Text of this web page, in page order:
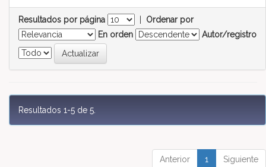
Resultados por página
Ordenar por
En orden
Autor/registro
Resultados 1-5 de 5.
Anterior 1 Siguiente